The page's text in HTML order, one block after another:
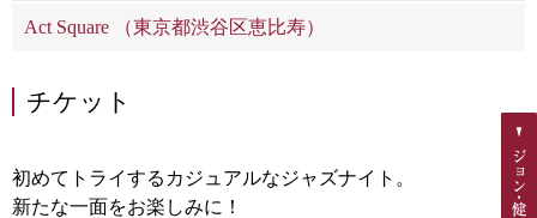
Act Square （東京都渋谷区恵比寿）
チケット
初めてトライするカジュアルなジャズナイト。
新たな一面をお楽しみに！